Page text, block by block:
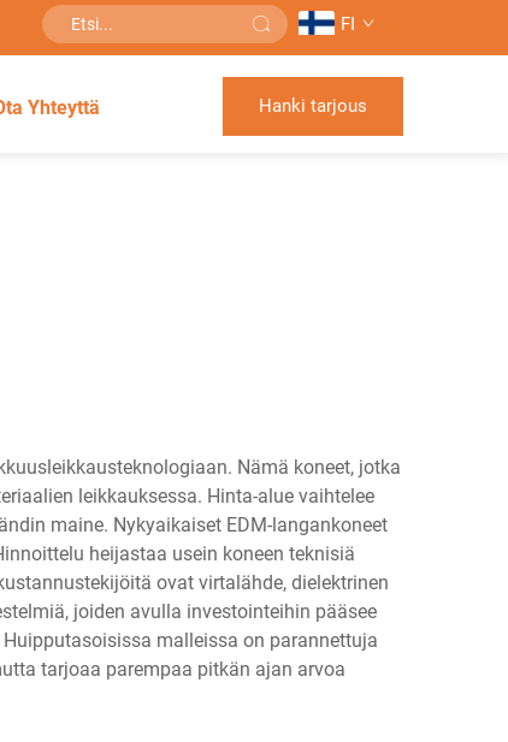
FI
Yhteyttä Hanki tarjous
Nämä koneet, jotka
leikkauksessa. Hinta-alue vaihtelee
maine. Nykyaikaiset EDM-langankoneet
heijastaa usein koneen teknisiä
ovat virtalähde, dielektrinen
joiden avulla investointeihin pääsee
malleissa on parannettuja
tarjoaa parempaa pitkän ajan arvoa